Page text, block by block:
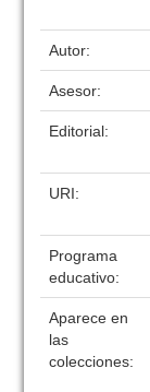
Autor:
Asesor:
Editorial:
URI:
Programa
educativo:
Aparece en
las
colecciones: